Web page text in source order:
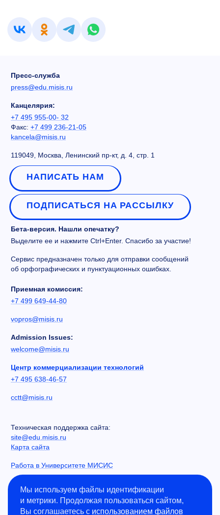
Пресс-служба
press@edu.misis.ru
Канцелярия:
+7 495 955-00- 32
Факс: +7 499 236-21-05
kancela@misis.ru
119049, Москва, Ленинский пр-кт, д. 4, стр. 1
НАПИСАТЬ НАМ
ПОДПИСАТЬСЯ НА РАССЫЛКУ
Бета-версия. Нашли опечатку?
Выделите ее и нажмите Ctrl+Enter. Спасибо за участие!
Сервис предназначен только для отправки сообщений
об орфографических и пунктуационных ошибках.
Приемная комиссия:
+7 499 649-44-80
vopros@misis.ru
Admission Issues:
welcome@misis.ru
Центр коммерциализации технологий
+7 495 638-46-57
cctt@misis.ru
Техническая поддержка сайта:
site@edu.misis.ru
Карта сайта
Работа в Университете МИСИС
Сведения об образовательной организации
Информация о закупках
Противодействие коррупции
Мы используем файлы идентификации
и метрики. Продолжая пользоваться сайтом,
Вы соглашаетесь с использованием файлов